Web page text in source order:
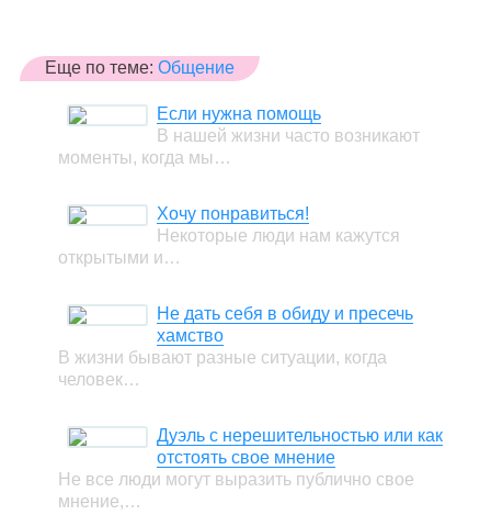
Еще по теме: Общение
Если нужна помощь
В нашей жизни часто возникают
моменты, когда мы…
Хочу понравиться!
Некоторые люди нам кажутся
открытыми и…
Не дать себя в обиду и пресечь
хамство
В жизни бывают разные ситуации, когда
человек…
Дуэль с нерешительностью или как
отстоять свое мнение
Не все люди могут выразить публично свое
мнение,…